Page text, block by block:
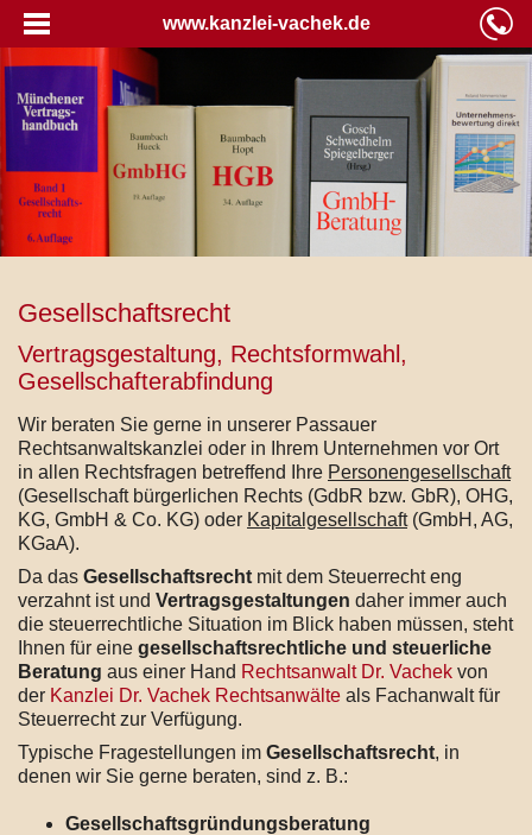
www.kanzlei-vachek.de
Gesellschaftsrecht
Vertragsgestaltung, Rechtsformwahl,
Gesellschafterabfindung
Wir beraten Sie gerne in unserer Passauer
Rechtsanwaltskanzlei oder in Ihrem Unternehmen vor Ort
in allen Rechtsfragen betreffend Ihre Personengesellschaft
(Gesellschaft bürgerlichen Rechts (GdbR bzw. GbR), OHG,
KG, GmbH & Co. KG) oder Kapitalgesellschaft(GmbH, AG,
KGaA).
Da das Gesellschaftsrecht mit dem Steuerrecht eng
verzahnt ist und Vertragsgestaltungen daher immer auch
die steuerrechtliche Situation im Blick haben müssen, steht
Ihnen für eine gesellschaftsrechtliche und steuerliche
Beratung aus einer Hand Rechtsanwalt Dr. Vachek von
der Kanzlei Dr. Vachek Rechtsanwälte als Fachanwalt für
Steuerrecht zur Verfügung.
Typische Fragestellungen im Gesellschaftsrecht, in
denen wir Sie gerne beraten, sind z. B.:
Gesellschaftsgründungsberatung